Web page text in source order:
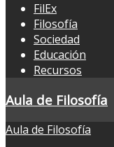
FilEx
Filosofía
Sociedad
Educación
Recursos
Aula de Filosofía
Aula de Filosofía